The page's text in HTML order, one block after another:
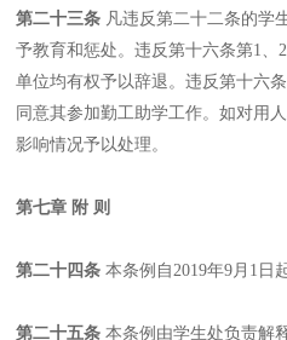
第二十三条 凡违反第二十二条的学
予教育和惩处。违反第十六条第1、
单位均有权予以辞退。违反第十六
同意其参加勤工助学工作。如对用
影响情况予以处理。
第七章 附 则
第二十四条 本条例自2019年9月1日
第二十五条 本条例由学生处负责解释